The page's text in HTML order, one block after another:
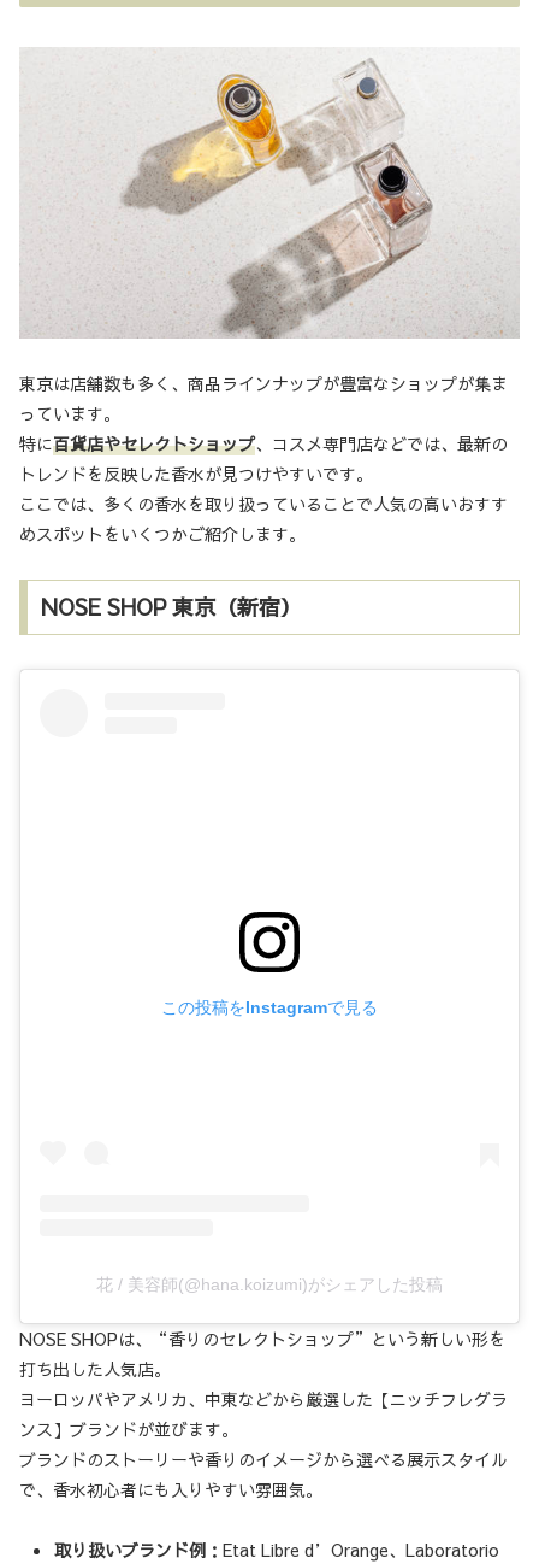
東京は店舗数も多く、商品ラインナップが豊富なショップが集ま
っています。
特に百貨店やセレクトショップ、コスメ専門店などでは、最新の
トレンドを反映した香水が見つけやすいです。
ここでは、多くの香水を取り扱っていることで人気の高いおすす
めスポットをいくつかご紹介します。
NOSE SHOP 東京（新宿）
この投稿をInstagramで見る
花 / 美容師(@hana.koizumi)がシェアした投稿
NOSE SHOPは、“香りのセレクトショップ”という新しい形を
打ち出した人気店。
ヨーロッパやアメリカ、中東などから厳選した【ニッチフレグラ
ンス】ブランドが並びます。
ブランドのストーリーや香りのイメージから選べる展示スタイル
で、香水初心者にも入りやすい雰囲気。
取り扱いブランド例：Etat Libre d’Orange、Laboratorio